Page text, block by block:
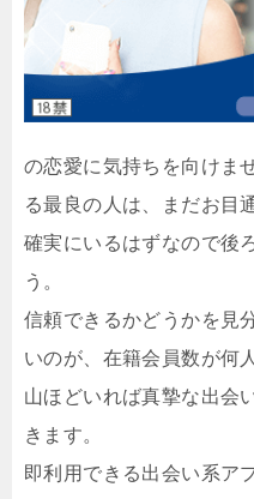
の恋愛に気持ちを向けま
る最良の人は、まだお目
確実にいるはずなので後
う。
信頼できるかどうかを見
いのが、在籍会員数が何
山ほどいれば真摯な出会
きます。
即利用できる出会い系ア